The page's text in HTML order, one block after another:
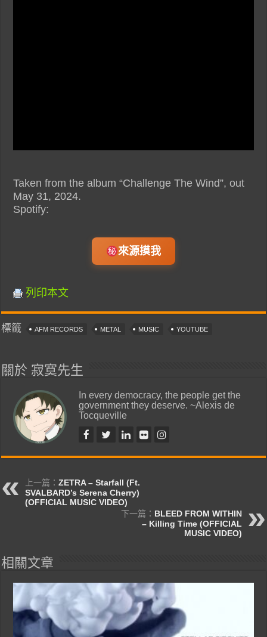
Taken from the album “Challenge The Wind”, out
May 31, 2024.
Spotify:
來源摸我
列印本文
標籤 AFM RECORDS METAL MUSIC YOUTUBE
關於 寂寞先生
In every democracy, the people get the
government they deserve. ~Alexis de
Tocqueville
上一篇：ZETRA – Starfall (Ft.
SVALBARD’s Serena Cherry)
(OFFICIAL MUSIC VIDEO)
下一篇： BLEED FROM WITHIN
– Killing Time (OFFICIAL
MUSIC VIDEO)
相關文章